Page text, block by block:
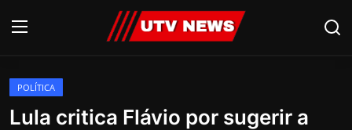
AO VIVO
POLÍTICA
Lula critica Flávio por sugerir a